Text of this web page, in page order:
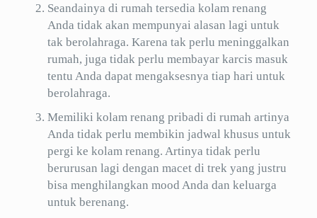
Seandainya di rumah tersedia kolam renang
Anda tidak akan mempunyai alasan lagi untuk
tak berolahraga. Karena tak perlu meninggalkan
rumah, juga tidak perlu membayar karcis masuk
tentu Anda dapat mengaksesnya tiap hari untuk
berolahraga.
Memiliki kolam renang pribadi di rumah artinya
Anda tidak perlu membikin jadwal khusus untuk
pergi ke kolam renang. Artinya tidak perlu
berurusan lagi dengan macet di trek yang justru
bisa menghilangkan mood Anda dan keluarga
untuk berenang.